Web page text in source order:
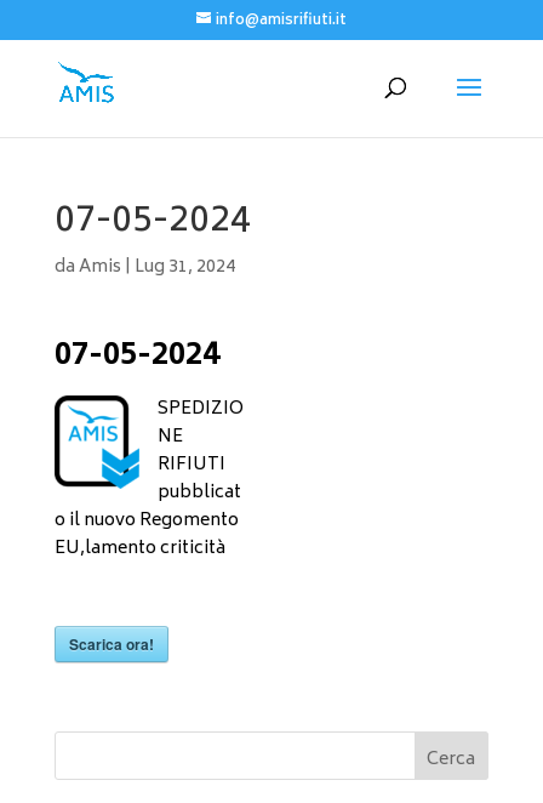
info@amisrifiuti.it
07-05-2024
daAmis | Lug 31, 2024
07-05-2024
SPEDIZIO
NE
RIFIUTI
pubblicat
o il nuovo Regomento
EU,lamento criticità
Scarica ora!
Cerca